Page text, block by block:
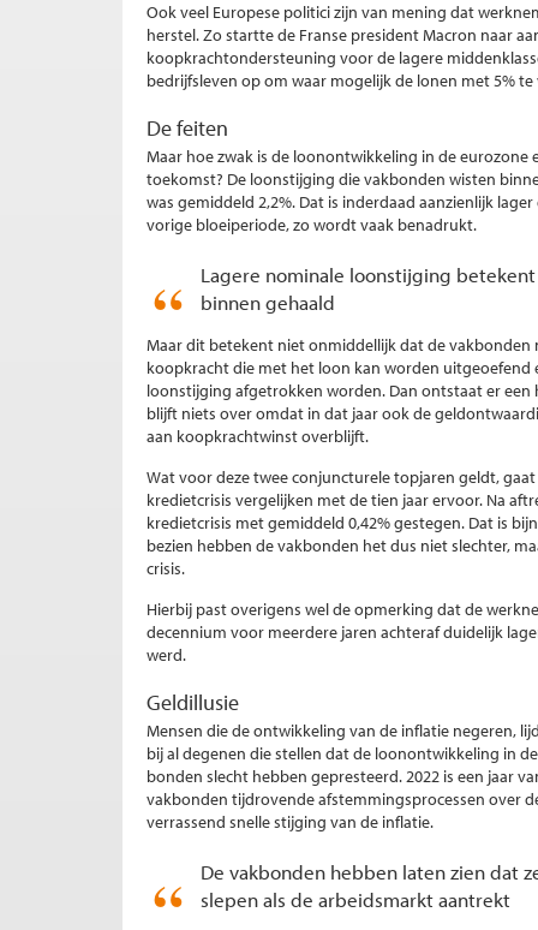
Ook veel Europese politici zijn van mening dat
herstel. Zo startte de Franse president Macron naar
koopkrachtondersteuning voor de lagere
bedrijfsleven op om waar mogelijk de lonen met 5%
De feiten
Maar hoe zwak is de loonontwikkeling in de
toekomst? De loonstijging die vakbonden wisten
was gemiddeld 2,2%. Dat is inderdaad aanzienlijk
vorige bloeiperiode, zo wordt vaak benadrukt.
Lagere nominale loonstijging
binnen gehaald
Maar dit betekent niet onmiddellijk dat de
koopkracht die met het loon kan worden
loonstijging afgetrokken worden. Dan ontstaat er een
blijft niets over omdat in dat jaar ook de
aan koopkrachtwinst overblijft.
Wat voor deze twee conjuncturele topjaren geldt,
kredietcrisis vergelijken met de tien jaar ervoor. Na
kredietcrisis met gemiddeld 0,42% gestegen. Dat is
bezien hebben de vakbonden het dus niet slechter,
crisis.
Hierbij past overigens wel de opmerking dat de
decennium voor meerdere jaren achteraf duidelijk
werd.
Geldillusie
Mensen die de ontwikkeling van de inflatie negeren,
bij al degenen die stellen dat de loonontwikkeling in
bonden slecht hebben gepresteerd. 2022 is een jaar
vakbonden tijdrovende afstemmingsprocessen over
verrassend snelle stijging van de inflatie.
De vakbonden hebben laten zien dat
slepen als de arbeidsmarkt aantrekt